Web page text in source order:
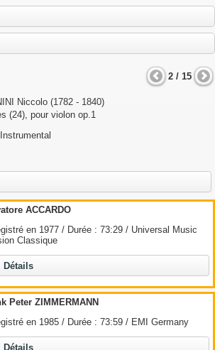
2 / 15
Niccolo (1782 - 1840)
(24), pour violon op.1
ACCARDO
en 1977 / Durée : 73:29 / Universal Music
Classique
Détails
Peter ZIMMERMANN
en 1985 / Durée : 73:59 / EMI Germany
Détails